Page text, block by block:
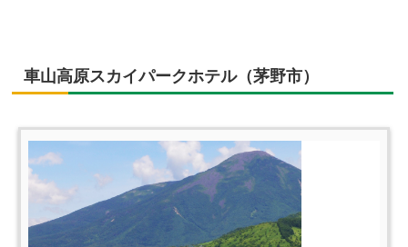
車山高原スカイパークホテル（茅野市）